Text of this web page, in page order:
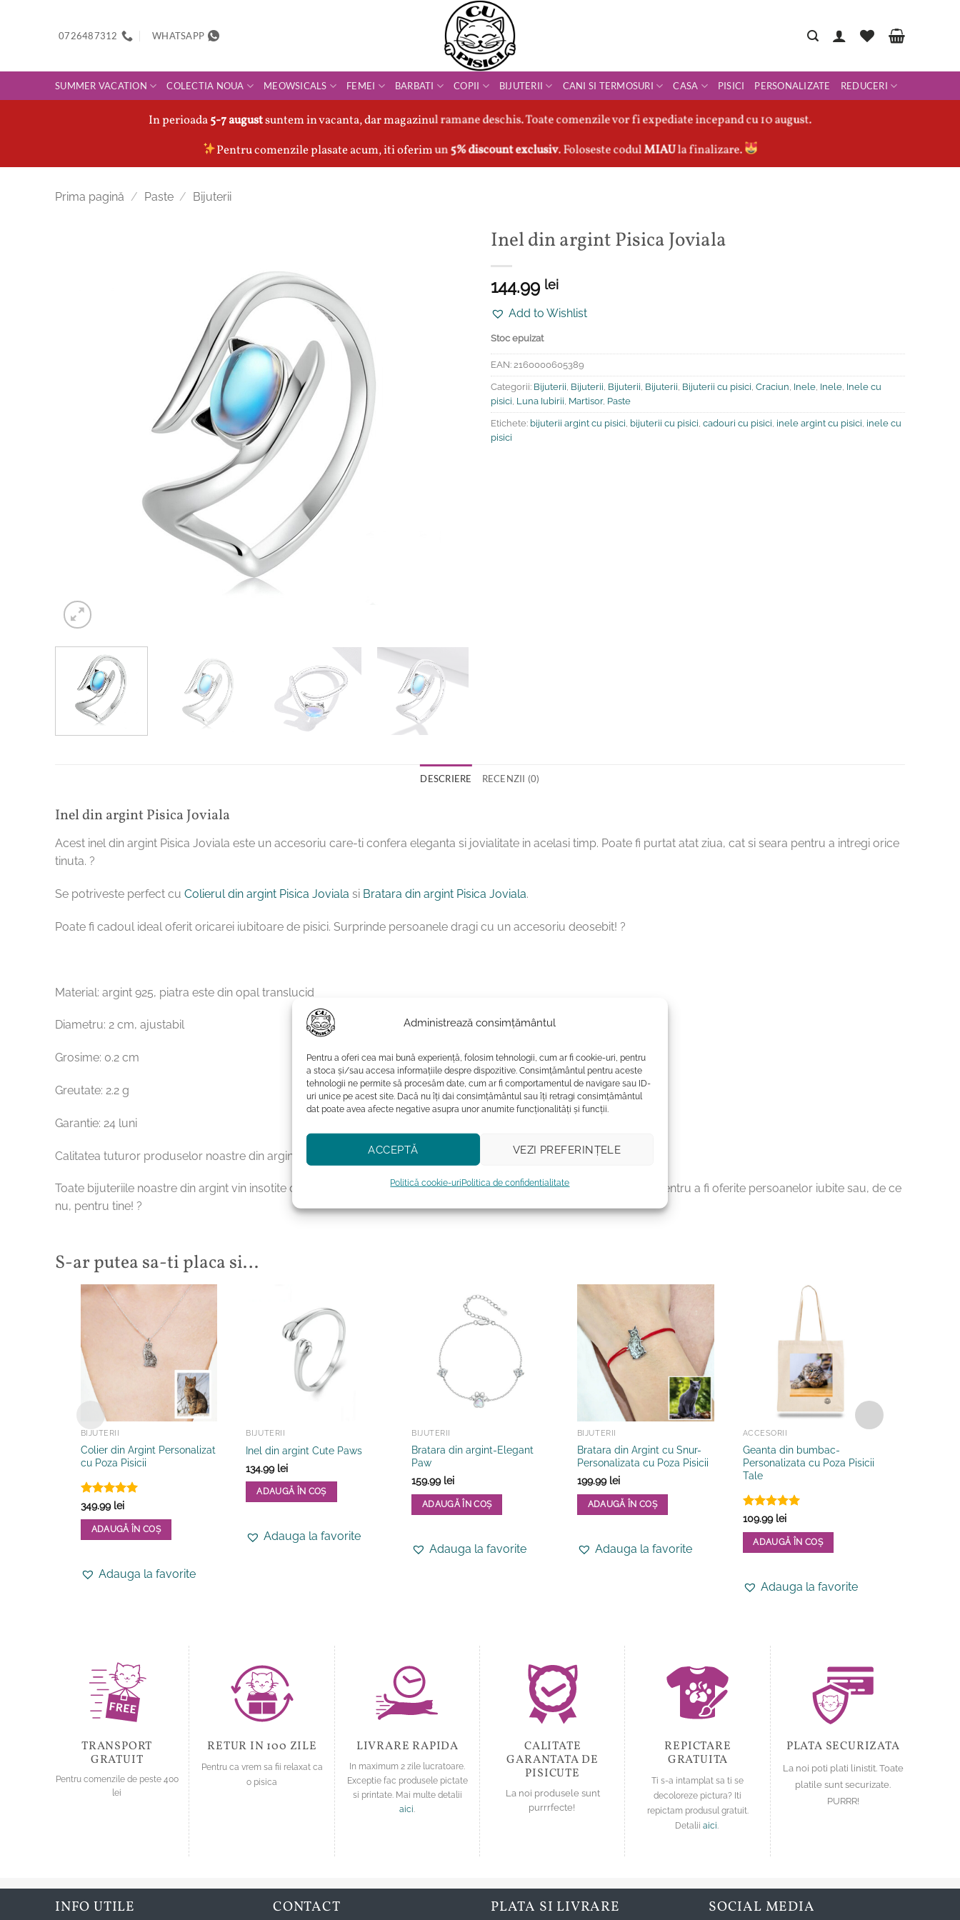
Administrează consimțământul
Pentru a oferi cea mai bună experiență, folosim tehnologii, cum ar fi cookie-uri, pentru
a stoca și/sau accesa informațiile despre dispozitive. Consimțământul pentru aceste
tehnologii ne permite să procesăm date, cum ar fi comportamentul de navigare sau ID-
uri unice pe acest site. Dacă nu îți dai consimțământul sau îți retragi consimțământul
dat poate avea afecte negative asupra unor anumite funcționalități și funcții.
ACCEPTĂ VEZI PREFERINȚELE
Politică cookie-uriPolitica de confidentialitate
0726487312 WHATSAPP
SUMMER VACATION COLECTIA NOUA MEOWSICALS FEMEI BARBATI COPII BIJUTERII CANI SI TERMOSURI CASA PISICI PERSONALIZATE REDUCERI
In perioada5-7 augustsuntem in vacanta, dar magazinul ramane deschis. Toate comenzile vor fi expediate incepand cu 10 august.
Pentru comenzile plasate acum, iti oferim un5% discount exclusiv. Foloseste codulMIAUla finalizare.
Prima pagină / Paste / Bijuterii
Inel din argint Pisica Joviala
144.99 lei
Add to Wishlist
Stoc epuizat
EAN: 2160000605389
Categorii: Bijuterii Bijuterii Bijuterii Bijuterii Bijuterii cu pisici Craciun Inele Inele Inele cu
pisici Luna Iubirii Martisor, Paste
Etichete: bijuterii argint cu pisici bijuterii cu pisici cadouri cu pisici inele argint cu pisici inele cu
pisici
DESCRIERE RECENZII (0)
Inel din argint Pisica Joviala
Acest inel din argint Pisica Joviala este un accesoriu care-ti confera eleganta si jovialitate in acelasi timp. Poate fi purtat atat ziua, cat si seara pentru a intregi orice
tinuta. ?
Se potriveste perfect cu Colierul din argint Pisica Joviala si Bratara din argint Pisica Joviala.
Poate fi cadoul ideal oferit oricarei iubitoare de pisici. Surprinde persoanele dragi cu un accesoriu deosebit! ?
Material: argint 925, piatra este din opal translucid
Diametru: 2 cm, ajustabil
Grosime: 0.2 cm
Greutate: 2.2 g
Garantie: 24 luni
Calitatea tuturor produselor noastre din argint este verificata de ANPC.
Toate bijuteriile noastre din argint vin insotite de un servetel de curatare si sunt ambalate in cutie cadou. Purrrfecte pentru a fi oferite persoanelor iubite sau, de ce
nu, pentru tine! ?
S-ar putea sa-ti placa si…
BIJUTERII
Colier din Argint Personalizat
cu Poza Pisicii
Evaluat la
349.99 lei
ADAUGĂ ÎN COȘ
Adauga la favorite
BIJUTERII
Inel din argint Cute Paws
134.99 lei
ADAUGĂ ÎN COȘ
Adauga la favorite
BIJUTERII
Bratara din argint-Elegant
Paw
159.99 lei
ADAUGĂ ÎN COȘ
Adauga la favorite
BIJUTERII
Bratara din Argint cu Snur-
Personalizata cu Poza Pisicii
199.99 lei
ADAUGĂ ÎN COȘ
are
alese
în
produsului.
Adauga la favorite
ACCESORII
Geanta din bumbac-
Personalizata cu Poza Pisicii
Tale
Evaluat la
109.99 lei
ADAUGĂ ÎN COȘ
Adauga la favorite
TRANSPORT
GRATUIT
Pentru comenzile de peste 400
lei
RETUR IN 100 ZILE
Pentru ca vrem sa fii relaxat ca
o pisica
LIVRARE RAPIDA
In maximum 2 zile lucratoare.
Exceptie fac produsele pictate
si printate. Mai multe detalii
aici.
CALITATE
GARANTATA DE
PISICUTE
La noi produsele sunt
purrrfecte!
REPICTARE
GRATUITA
Ti s-a intamplat sa ti se
decoloreze pictura? Iti
repictam produsul gratuit.
Detalii aici
PLATA SECURIZATA
La noi poti plati linistit. Toate
platile sunt securizate.
PURRR!
INFO UTILE CONTACT PLATA SI LIVRARE SOCIAL MEDIA